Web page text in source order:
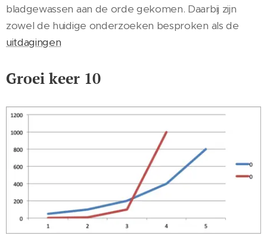
bladgewassen aan de orde gekomen. Daarbij zijn
zowel de huidige onderzoeken besproken als de
uitdagingen
Groei keer 10